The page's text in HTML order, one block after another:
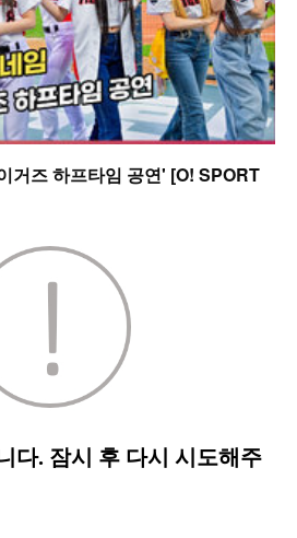
거즈 하프타임 공연' [O! SPORT